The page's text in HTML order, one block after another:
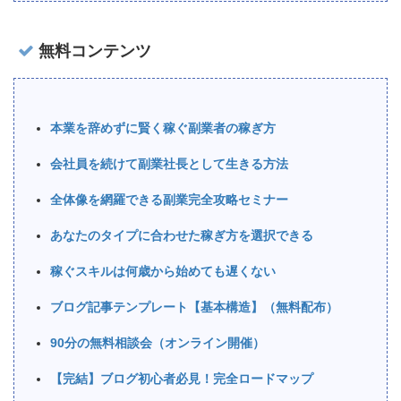
無料コンテンツ
本業を辞めずに賢く稼ぐ副業者の稼ぎ方
会社員を続けて副業社長として生きる方法
全体像を網羅できる副業完全攻略セミナー
あなたのタイプに合わせた稼ぎ方を選択できる
稼ぐスキルは何歳から始めても遅くない
ブログ記事テンプレート【基本構造】（無料配布）
90分の無料相談会（オンライン開催）
【完結】ブログ初心者必見！完全ロードマップ